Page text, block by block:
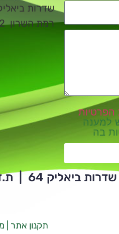
הפרטיות
למענה
בה
שדרות ביאליק 64
רמת השרון 4710002
שדרות ביאליק 64 | ת.ד 112 | רמת השרון | 4710002 | טלפון:
תקנון אתר | מ